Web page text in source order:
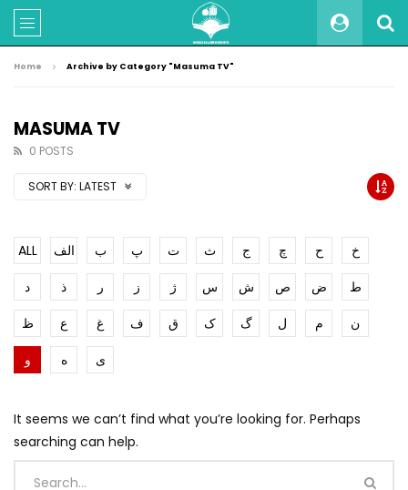
Home Archive by Category "Masuma TV"
MASUMA TV
0 POSTS
SORT BY: LATEST
ALL الف ب پ ت ث ج چ ح
خ
د
ذ ر ز ژ س ش ص ض
ط
ظ
ع غ ف ق ک گ ل م
ن
و
ه ی
It seems we can’t find what you’re looking for. Perhaps
searching can help.